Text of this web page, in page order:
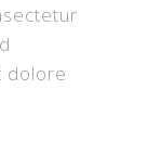
dolore